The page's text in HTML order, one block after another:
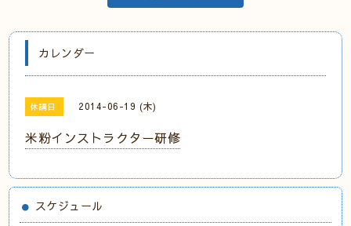
カレンダー
休講日 2014-06-19 (木)
米粉インストラクター研修
スケジュール